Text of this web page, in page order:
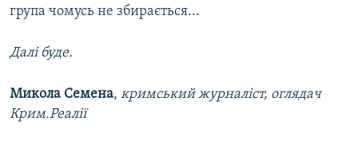
група чомусь не збирається...
Далі буде.
Микола Семена, кримський журналіст, оглядач
Крим.Реалії